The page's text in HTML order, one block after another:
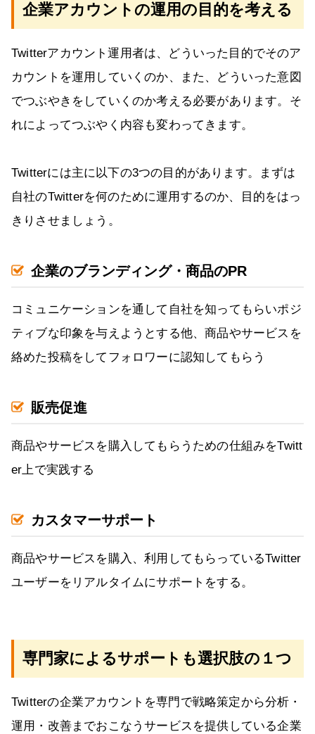
企業アカウントの運用の目的を考える
Twitterアカウント運用者は、どういった目的でそのア
カウントを運用していくのか、また、どういった意図
でつぶやきをしていくのか考える必要があります。そ
れによってつぶやく内容も変わってきます。
Twitterには主に以下の3つの目的があります。まずは
自社のTwitterを何のために運用するのか、目的をはっ
きりさせましょう。
企業のブランディング・商品のPR
コミュニケーションを通して自社を知ってもらいポジ
ティブな印象を与えようとする他、商品やサービスを
絡めた投稿をしてフォロワーに認知してもらう
販売促進
商品やサービスを購入してもらうための仕組みをTwitt
er上で実践する
カスタマーサポート
商品やサービスを購入、利用してもらっているTwitter
ユーザーをリアルタイムにサポートをする。
専門家によるサポートも選択肢の１つ
Twitterの企業アカウントを専門で戦略策定から分析・
運用・改善までおこなうサービスを提供している企業